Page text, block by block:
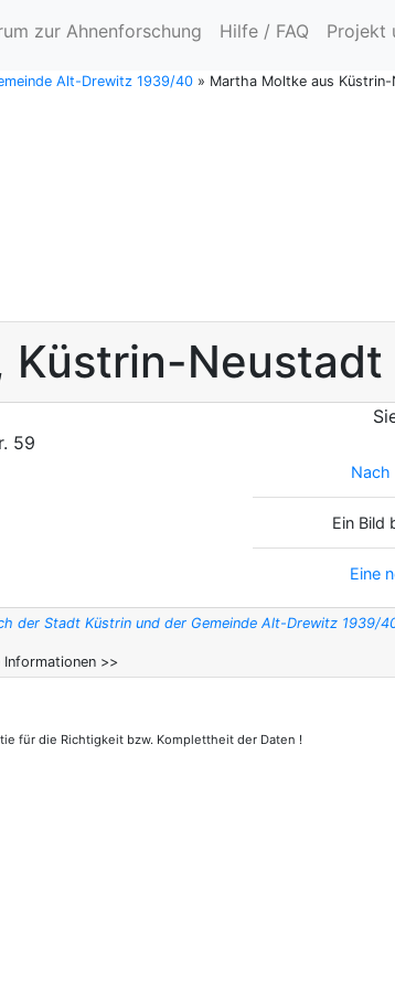
zur Ahnenforschung Hilfe / FAQ Projekt
Alt-Drewitz 1939/40 » Martha Moltke aus
Küstrin-Neustadt
59
Nach
Ein Bild
Eine
der Stadt Küstrin und der Gemeinde Alt-Drewitz 1939/
Informationen >>
für die Richtigkeit bzw. Komplettheit der Daten !